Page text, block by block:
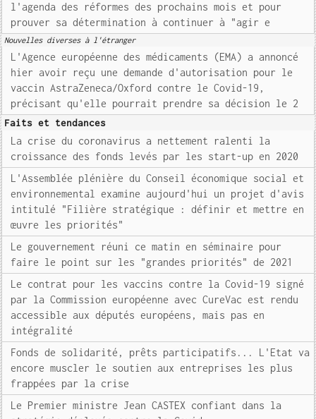
l'agenda des réformes des prochains mois et pour
prouver sa détermination à continuer à "agir e
Nouvelles diverses à l'étranger
L'Agence européenne des médicaments (EMA) a annoncé
hier avoir reçu une demande d'autorisation pour le
vaccin AstraZeneca/Oxford contre le Covid-19,
précisant qu'elle pourrait prendre sa décision le 2
Faits et tendances
La crise du coronavirus a nettement ralenti la
croissance des fonds levés par les start-up en 2020
L'Assemblée plénière du Conseil économique social et
environnemental examine aujourd'hui un projet d'avis
intitulé "Filière stratégique : définir et mettre en
œuvre les priorités"
Le gouvernement réuni ce matin en séminaire pour
faire le point sur les "grandes priorités" de 2021
Le contrat pour les vaccins contre la Covid-19 signé
par la Commission européenne avec CureVac est rendu
accessible aux députés européens, mais pas en
intégralité
Fonds de solidarité, prêts participatifs... L'Etat va
encore muscler le soutien aux entreprises les plus
frappées par la crise
Le Premier ministre Jean CASTEX confiant dans la